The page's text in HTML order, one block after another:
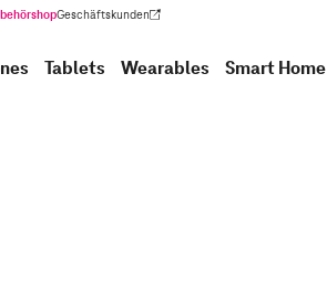
Geschäftskunden
(Wird in einem neuen Tab geöffnet)
Tablets Wearables Smart Home